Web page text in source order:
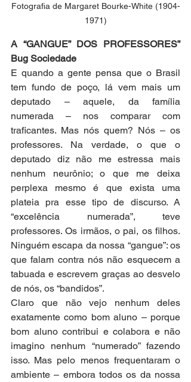
Fotografia de Margaret Bourke-White (1904-
1971)
A “GANGUE” DOS PROFESSORES”
Bug Sociedade
E quando a gente pensa que o Brasil
tem fundo de poço, lá vem mais um
deputado – aquele, da família
numerada – nos comparar com
traficantes. Mas nós quem? Nós – os
professores. Na verdade, o que o
deputado diz não me estressa mais
nenhum neurônio; o que me deixa
perplexa mesmo é que exista uma
plateia pra esse tipo de discurso. A
“excelência numerada”, teve
professores. Os irmãos, o pai, os filhos.
Ninguém escapa da nossa “gangue”: os
que falam contra nós não esquecem a
tabuada e escrevem graças ao desvelo
de nós, os “bandidos”.
Claro que não vejo nenhum deles
exatamente como bom aluno – porque
bom aluno contribui e colabora e não
imagino nenhum “numerado” fazendo
isso. Mas pelo menos frequentaram o
ambiente – embora todos os da nossa